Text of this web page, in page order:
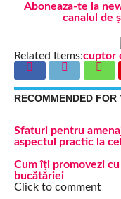
Aboneaza-te la
canalul de
Related Items:cuptor
RECOMMENDED FOR
Sfaturi pentru
aspectul practic la
Cum îți promovezi
bucătăriei
Click to comment